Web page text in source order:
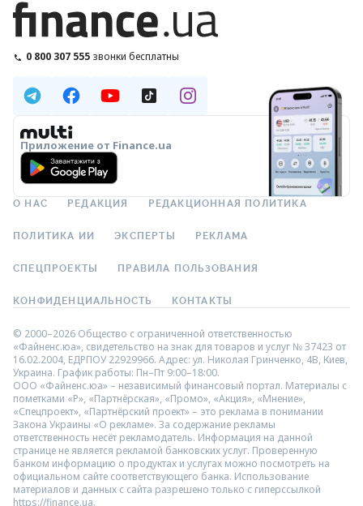
0 800 307 555 звонки бесплатны
Приложение от Finance.ua
О НАС РЕДАКЦИЯ РЕДАКЦИОННАЯ ПОЛИТИКА
ПОЛИТИКА ИИ ЭКСПЕРТЫ РЕКЛАМА
СПЕЦПРОЕКТЫ ПРАВИЛА ПОЛЬЗОВАНИЯ
КОНФИДЕНЦИАЛЬНОСТЬ КОНТАКТЫ
© 2000–2026 Общество с ограниченной ответственностью
«Файненс.юа», свидетельство на знак для товаров и услуг № 37423 от
16.02.2004, ЕДРПОУ 22929966. Адрес: ул. Николая Гринченко, 4В, Киев,
Украина. График работы: Пн–Пт 9:00–18:00.
ООО «Файненс.юа» – независимый финансовый портал. Материалы с
пометками «Р», «Партнёрская», «Промо», «Акция», «Мнение»,
«Спецпроект», «Партнёрский проект» – это реклама в понимании
Закона Украины «О рекламе». За содержание рекламы
ответственность несёт рекламодатель. Информация на данной
странице не является рекламой банковских услуг. Проверенную
банком информацию о продуктах и услугах можно посмотреть на
официальном сайте соответствующего банка. Использование
материалов и данных с сайта разрешено только с гиперссылкой
https://finance.ua.